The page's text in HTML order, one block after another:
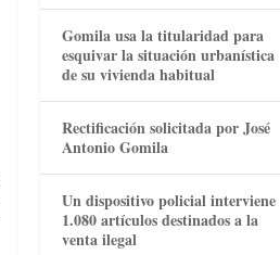
Gomila usa la titularidad para
esquivar la situación urbanística
de su vivienda habitual
Rectificación solicitada por José
Antonio Gomila
Un dispositivo policial interviene
1.080 artículos destinados a la
venta ilegal